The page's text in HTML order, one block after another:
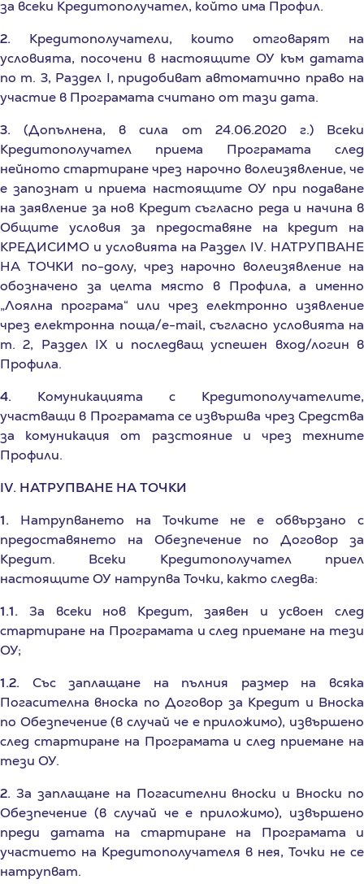
2.Кредитополучатели, които отговарят на
условията, посочени в настоящите ОУ към датата
по т. 3, Раздел I, придобиват автоматично право на
участие в Програмата считано от тази дата.
3.(Допълнена, в сила от 24.06.2020 г.) Всеки
Кредитополучател приема Програмата след
нейното стартиране чрез нарочно волеизявление, че
е запознат и приема настоящите ОУ при подаване
на заявление за нов Кредит съгласно реда и начина в
Общите условия за предоставяне на кредит на
КРЕДИСИМО и условията на Раздел IV. НАТРУПВАНЕ
НА ТОЧКИ по-долу, чрез нарочно волеизявление на
обозначено за целта място в Профила, а именно
„Лоялна програма“ или чрез електронно изявление
чрез електронна поща/e-mail, съгласно условията на
т. 2, Раздел IX и последващ успешен вход/логин в
Профила.
4.Комуникацията с Кредитополучателите,
участващи в Програмата се извършва чрез Средства
за комуникация от разстояние и чрез техните
Профили.
IV. НАТРУПВАНЕ НА ТОЧКИ
1.Натрупването на Точките не е обвързано с
предоставянето на Обезпечение по Договор за
Кредит. Всеки Кредитополучател приел
настоящите ОУ натрупва Точки, както следва:
1.1.За всеки нов Кредит, заявен и усвоен след
стартиране на Програмата и след приемане на тези
1.2.Със заплащане на пълния размер на всяка
Погасителна вноска по Договор за Кредит и Вноска
по Обезпечение (в случай че е приложимо), извършено
след стартиране на Програмата и след приемане на
тези ОУ.
2.За заплащане на Погасителни вноски и Вноски по
Обезпечение (в случай че е приложимо), извършено
преди датата на стартиране на Програмата и
участието на Кредитополучателя в нея, Точки не се
натрупват.
3.При частично заплащане на размера на